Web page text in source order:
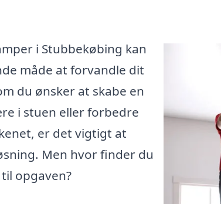
i Stubbekøbing kan
måde at forvandle dit
du ønsker at skabe en
i stuen eller forbedre
er det vigtigt at
Men hvor finder du
opgaven?